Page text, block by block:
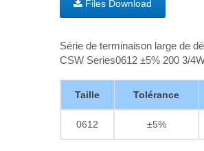
Files Download
Série de terminaison large de
CSW Series0612 ±5% 200 3/
Taille Tolérance
0612 ±5%